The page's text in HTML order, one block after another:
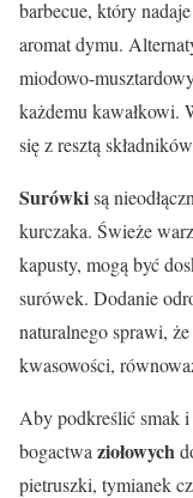
barbecue, który
aromat dymu.
miodowo-
każdemu kawałkowi.
się z resztą
Surówkisą
kurczaka. Świeże
kapusty, mogą być
surówek. Dodanie
naturalnego sprawi,
kwasowości,
Aby podkreślić smak i
bogactwa ziołowych
pietruszki, tymianek